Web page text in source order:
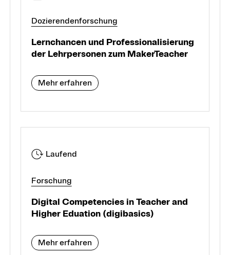
Dozierendenforschung
Lernchancen und Professionalisierung
der Lehrpersonen zum MakerTeacher
Mehr erfahren
Laufend
Forschung
Digital Competencies in Teacher and
Higher Eduation (digibasics)
Mehr erfahren